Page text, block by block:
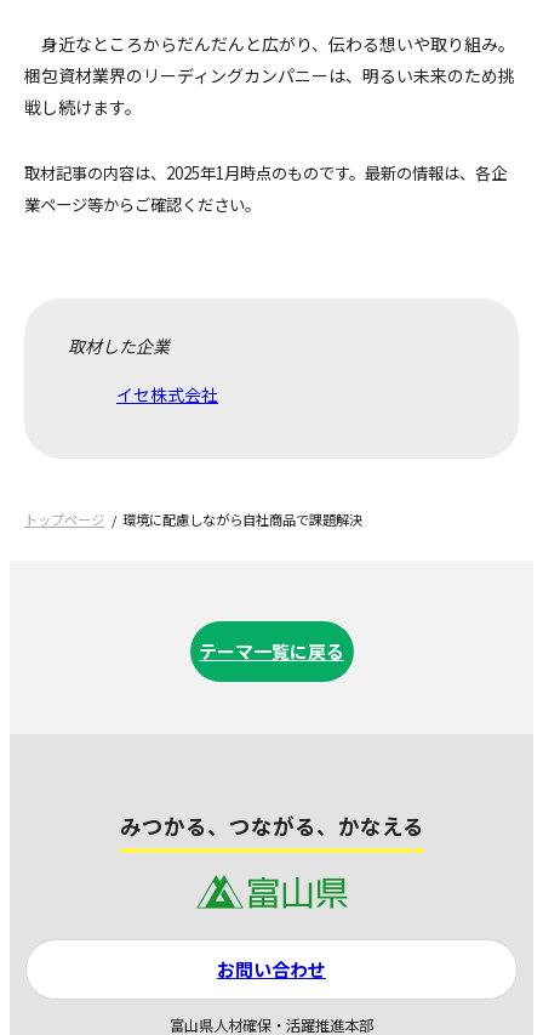
身近なところからだんだんと広がり、伝わる想いや取り組み。
梱包資材業界のリーディングカンパニーは、明るい未来のため挑
戦し続けます。
取材記事の内容は、2025年1月時点のものです。最新の情報は、各企
業ページ等からご確認ください。
取材した企業
イセ株式会社
トップページ 環境に配慮しながら自社商品で課題解決
テーマ一覧に戻る
みつかる、つながる、かなえる
富山県人材確保・活躍推進本部
お問い合わせ